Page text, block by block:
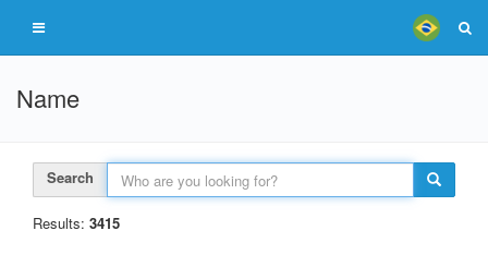
Name
Search
Results: 3415